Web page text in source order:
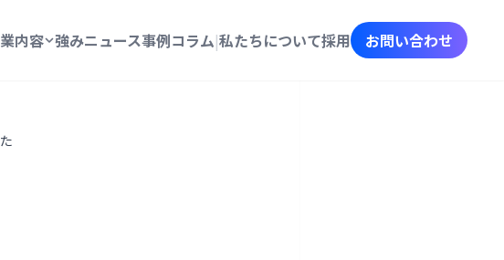
内容 強みニュース事例コラム|私たちについて採用
お問い合わせ